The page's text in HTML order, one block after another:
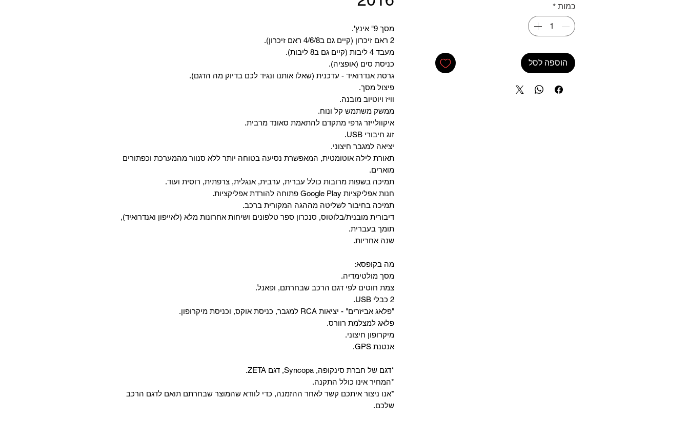
מסך 9" אינץ'.
2 ראם זיכרון (קיים גם ב4/6/8 ראם זיכרון).
מעבד 4 ליבות (קיים גם ב8 ליבות).
כניסת סים (אופציה).
גרסת אנדרואיד - עדכנית (שאלו אותנו ונגיד לכם בדיוק מה הדגם).
פיצול מסך.
וויז ויוטיוב מובנה.
ממשק משתמש קל ונוח.
איקוולייזר גרפי מתקדם להתאמת סאונד מרבית.
זוג חיבורי USB.
יציאה למגבר חיצוני.
תאורת לילה אוטומטית, המאפשרת נסיעה בטוחה יותר ללא סנוור מהמערכת וכפתורים
מוארים.
תמיכה בשפות מרובות כולל עברית, ערבית, אנגלית, צרפתית, רוסית ועוד.
‏חנות אפליקציות Google Play פתוחה להורדת אפליקציות.
‏תמיכה בחיבור לשליטה מההגה המקורית ברכב.
‏דיבורית מובנית/בלוטוס, ‏סנכרון ספר טלפונים ושיחות אחרונות מלא (לאייפון ואנדרואיד),
תומך בעברית.
שנה אחריות.
מה בקופסא:
מסך מולטימדיה.
צמת חוטים לפי דגם הרכב שבחרתם, ופאנל.
2 כבלי USB.
"פלאג אביזרים" - יציאות RCA למגבר, כניסת אוקס, וכניסת מיקרופון.
פלאג למצלמת רוורס.
מיקרופון חיצוני.
אנטנת GPS.
*דגם של חברת סינקופה, Syncopa, דגם ZETA.
*המחיר אינו כולל התקנה.
*אנו ניצור איתכם קשר לאחר ההזמנה, כדי לוודא שהמוצר שבחרתם תואם לדגם הרכב
שלכם.
כמות *
הוספה לסל